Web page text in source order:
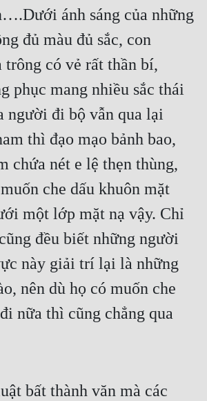
ánh sáng của những
đủ màu đủ sắc, con
trông có vẻ rất thần bí,
phục mang nhiều sắc thái
người đi bộ vẫn qua lại
thì đạo mạo bảnh bao,
chứa nét e lệ thẹn thùng,
che dấu khuôn mặt
một lớp mặt nạ vậy. Chỉ
đều biết những người
này giải trí lại là những
nên dù họ có muốn che
nữa thì cũng chẳng qua
bất thành văn mà các